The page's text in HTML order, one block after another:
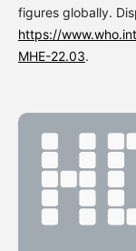
figures globally.
https://
MHE-22.03.